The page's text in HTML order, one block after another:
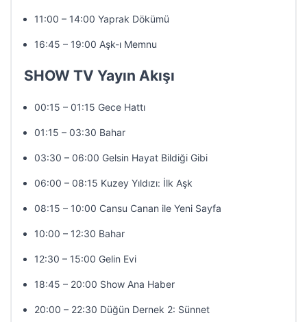
11:00 – 14:00 Yaprak Dökümü
16:45 – 19:00 Aşk-ı Memnu
SHOW TV Yayın Akışı
00:15 – 01:15 Gece Hattı
01:15 – 03:30 Bahar
03:30 – 06:00 Gelsin Hayat Bildiği Gibi
06:00 – 08:15 Kuzey Yıldızı: İlk Aşk
08:15 – 10:00 Cansu Canan ile Yeni Sayfa
10:00 – 12:30 Bahar
12:30 – 15:00 Gelin Evi
18:45 – 20:00 Show Ana Haber
20:00 – 22:30 Düğün Dernek 2: Sünnet